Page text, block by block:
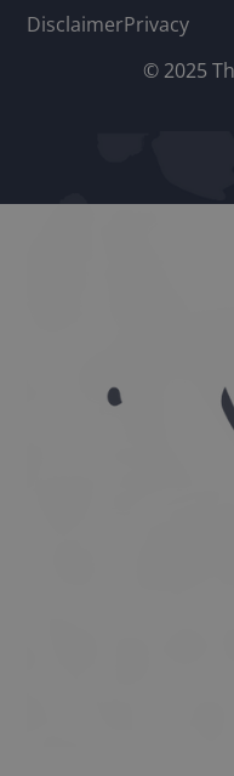
DisclaimerPrivacy
© 2025